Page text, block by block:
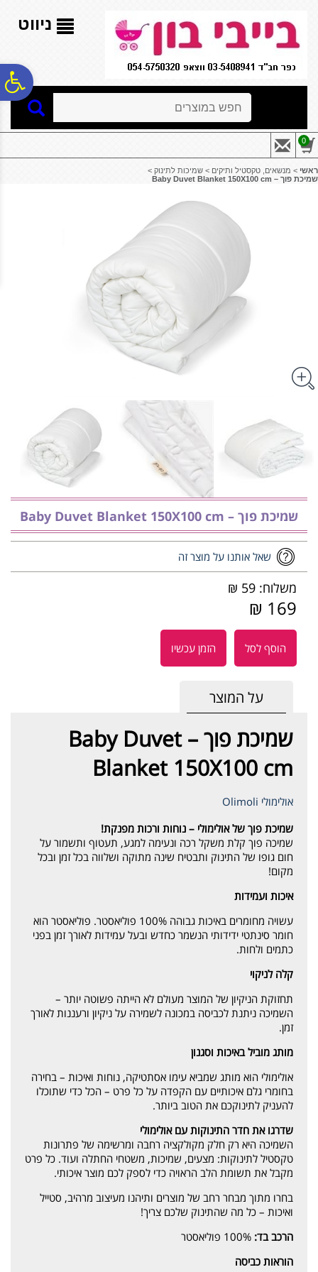
נגישות
אתר
המרכזי
ניווט
0
ראשי > מנשאים, טקסטיל ותיקים > שמיכות לתינוק >
שמיכת פוך – Baby Duvet Blanket 150X100 cm
שמיכת פוך – Baby Duvet Blanket 150X100 cm
שאל אותנו על מוצר זה
משלוח: 59 ₪
169 ₪
הוסף לסל הזמן עכשיו
על המוצר
שמיכת פוך – Baby Duvet
Blanket 150X100 cm
אולימולי Olimoli
שמיכת פוך של אולימולי – נוחות ורכות מפנקת!
שמיכה פוך קלת משקל רכה ונעימה למגע, תעטוף ותשמור על
חום גופו של התינוק ותבטיח שינה מתוקה ושלווה בכל זמן ובכל
מקום!
איכות ועמידות
עשויה מחומרים באיכות גבוהה 100% פוליאסטר. פוליאסטר הוא
חומר סינתטי ידידותי הנשמר כחדש ובעל עמידות לאורך זמן בפני
כתמים ולחות.
קלה לניקוי
תחזוקת הניקיון של המוצר מעולם לא הייתה פשוטה יותר –
השמיכה ניתנת לכביסה במכונה לשמירה על ניקיון ורעננות לאורך
זמן.
מותג מוביל באיכות וסגנון
אולימולי הוא מותג שמביא עימו אסתטיקה, נוחות ואיכות – בחירה
בחומרי גלם איכותיים עם הקפדה על כל פרט – הכל כדי שתוכלו
להעניק לתינוקכם את הטוב ביותר.
שדרגו את חדר התינוקות עם אולימולי
השמיכה היא רק חלק מקולקציה רחבה ומרשימה של פתרונות
טקסטיל לתינוקות: מצעים, שמיכות, משטחי החתלה ועוד. כל פרט
מקבל את תשומת הלב הראויה כדי לספק לכם מוצר איכותי.
בחרו מתוך מבחר רחב של מוצרים ותיהנו מעיצוב מרהיב, סטייל
ואיכות – כל מה שהתינוק שלכם צריך!
הרכב בד: 100% פוליאסטר
הוראות כביסה